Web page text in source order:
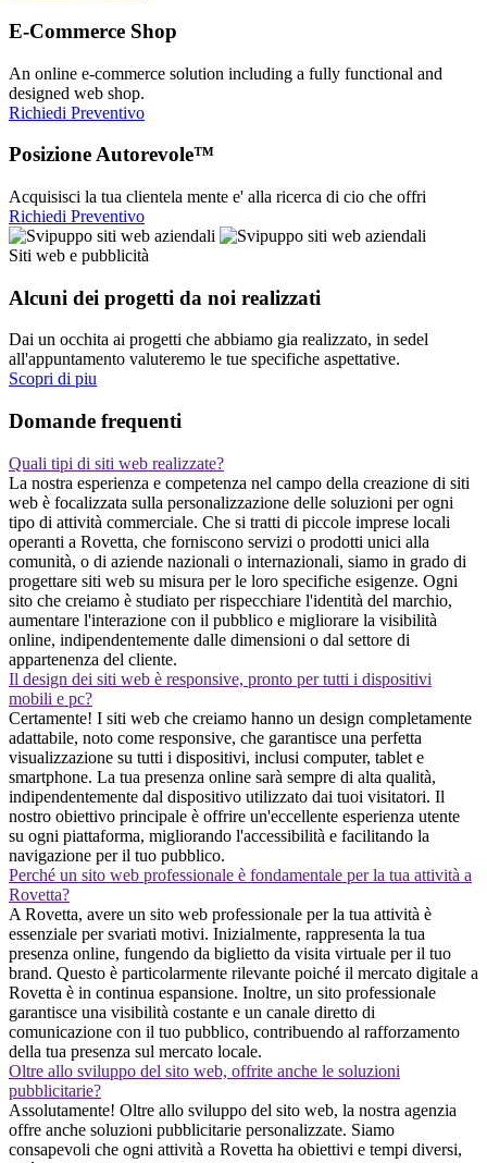
E-Commerce Shop
An online e-commerce solution including a fully functional and
designed web shop.
Richiedi Preventivo
Posizione Autorevole™
Acquisisci la tua clientela mente e' alla ricerca di cio che offri
Richiedi Preventivo
Siti web e pubblicità
Alcuni dei progetti da noi realizzati
Dai un occhita ai progetti che abbiamo gia realizzato, in sedel
all'appuntamento valuteremo le tue specifiche aspettative.
Scopri di piu
Domande frequenti
Quali tipi di siti web realizzate?
La nostra esperienza e competenza nel campo della creazione di siti
web è focalizzata sulla personalizzazione delle soluzioni per ogni
tipo di attività commerciale. Che si tratti di piccole imprese locali
operanti a Rovetta, che forniscono servizi o prodotti unici alla
comunità, o di aziende nazionali o internazionali, siamo in grado di
progettare siti web su misura per le loro specifiche esigenze. Ogni
sito che creiamo è studiato per rispecchiare l'identità del marchio,
aumentare l'interazione con il pubblico e migliorare la visibilità
online, indipendentemente dalle dimensioni o dal settore di
appartenenza del cliente.
Il design dei siti web è responsive, pronto per tutti i dispositivi
mobili e pc?
Certamente! I siti web che creiamo hanno un design completamente
adattabile, noto come responsive, che garantisce una perfetta
visualizzazione su tutti i dispositivi, inclusi computer, tablet e
smartphone. La tua presenza online sarà sempre di alta qualità,
indipendentemente dal dispositivo utilizzato dai tuoi visitatori. Il
nostro obiettivo principale è offrire un'eccellente esperienza utente
su ogni piattaforma, migliorando l'accessibilità e facilitando la
navigazione per il tuo pubblico.
Perché un sito web professionale è fondamentale per la tua attività a
Rovetta?
A Rovetta, avere un sito web professionale per la tua attività è
essenziale per svariati motivi. Inizialmente, rappresenta la tua
presenza online, fungendo da biglietto da visita virtuale per il tuo
brand. Questo è particolarmente rilevante poiché il mercato digitale a
Rovetta è in continua espansione. Inoltre, un sito professionale
garantisce una visibilità costante e un canale diretto di
comunicazione con il tuo pubblico, contribuendo al rafforzamento
della tua presenza sul mercato locale.
Oltre allo sviluppo del sito web, offrite anche le soluzioni
pubblicitarie?
Assolutamente! Oltre allo sviluppo del sito web, la nostra agenzia
offre anche soluzioni pubblicitarie personalizzate. Siamo
consapevoli che ogni attività a Rovetta ha obiettivi e tempi diversi,